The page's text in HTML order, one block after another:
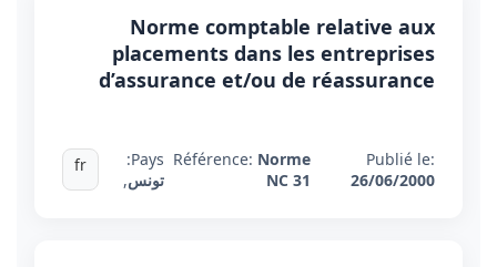
Norme comptable relative aux
placements dans les entreprises
d’assurance et/ou de réassurance
Publié le:
26/06/2000
Référence: Norme
NC 31
Pays:
تونس,
fr